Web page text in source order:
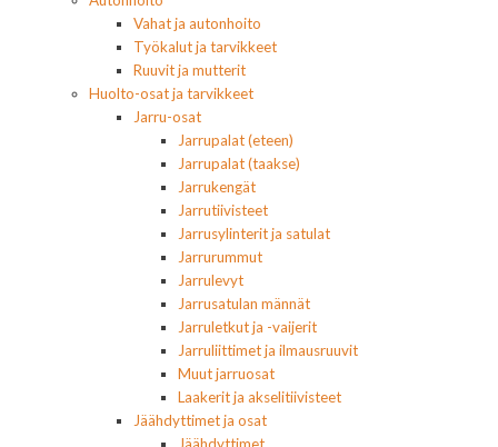
Vahat ja autonhoito
Työkalut ja tarvikkeet
Ruuvit ja mutterit
Huolto-osat ja tarvikkeet
Jarru-osat
Jarrupalat (eteen)
Jarrupalat (taakse)
Jarrukengät
Jarrutiivisteet
Jarrusylinterit ja satulat
Jarrurummut
Jarrulevyt
Jarrusatulan männät
Jarruletkut ja -vaijerit
Jarruliittimet ja ilmausruuvit
Muut jarruosat
Laakerit ja akselitiivisteet
Jäähdyttimet ja osat